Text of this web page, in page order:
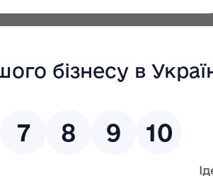
підвищення кваліфікації оцінювачів
«Про затвердження Загальних вимог